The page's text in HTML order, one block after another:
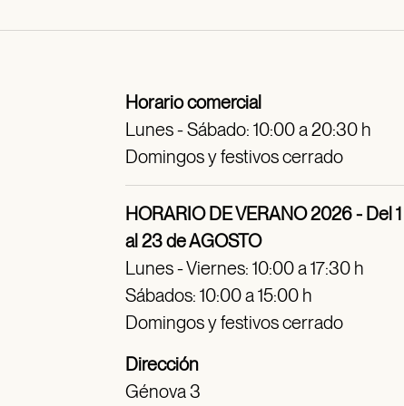
Horario comercial
Lunes - Sábado: 10:00 a 20:30 h
Domingos y festivos cerrado
HORARIO DE VERANO 2026 - Del 1
al 23 de AGOSTO
Lunes - Viernes: 10:00 a 17:30 h
Sábados: 10:00 a 15:00 h
Domingos y festivos cerrado
Dirección
Génova 3